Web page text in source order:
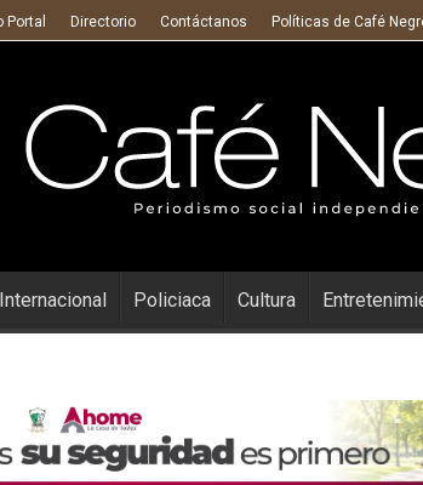
Portal Directorio Contáctanos Políticas de Café
Internacional Policiaca Cultura